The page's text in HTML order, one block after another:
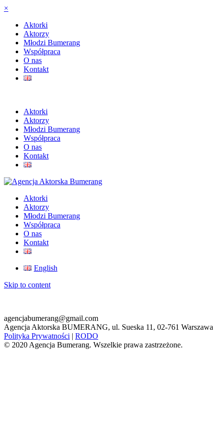
×
Aktorki
Aktorzy
Młodzi Bumerang
Współpraca
O nas
Kontakt
Aktorki
Aktorzy
Młodzi Bumerang
Współpraca
O nas
Kontakt
Aktorki
Aktorzy
Młodzi Bumerang
Współpraca
O nas
Kontakt
English
Skip to content
agencjabumerang@gmail.com
Agencja Aktorska BUMERANG, ul. Sueska 11, 02-761 Warszawa
Polityka Prywatności | RODO
© 2020 Agencja Bumerang. Wszelkie prawa zastrzeżone.